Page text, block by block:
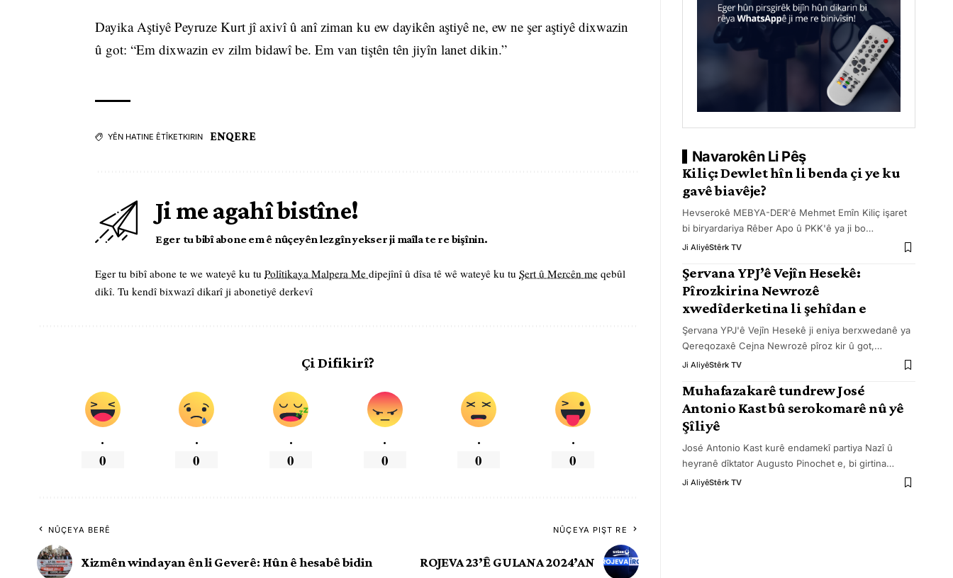
Dayika Aştiyê Peyruze Kurt jî axivî û anî ziman ku ew dayikên aştiyê ne, ew ne şer aştiyê dixwazin
û got: “Em dixwazin ev zilm bidawî be. Em van tiştên tên jiyîn lanet dikin.”
YÊN HATINE ÊTÎKETKIRIN ENQERE
Ji me agahî bistîne!
Eger tu bibî abone em ê nûçeyên lezgîn yekser ji maîla te re bişînin.
Eger tu bibî abone te we wateyê ku tu Polîtikaya Malpera Me dipejînî û dîsa tê wê wateyê ku tu Şert û Mercên me qebûl
dikî. Tu kendî bixwazî dikarî ji abonetiyê derkevî
Çi Difikirî?
.
0
.
0
.
0
.
0
.
0
.
0
NÛÇEYA BERÊ
Xizmên windayan ên li Geverê: Hûn ê hesabê bidin
NÛÇEYA PIŞT RE
ROJEVA 23’Ê GULANA 2024’AN
Navarokên Li Pêş
Kiliç: Dewlet hîn li benda çi ye ku
gavê biavêje?
Hevserokê MEBYA-DER'ê Mehmet Emîn Kiliç işaret
bi biryardariya Rêber Apo û PKK'ê ya ji bo…
Ji AliyêStêrk TV
Şervana YPJ’ê Vejîn Hesekê:
Pîrozkirina Newrozê
xwedîderketina li şehîdan e
Şervana YPJ'ê Vejîn Hesekê ji eniya berxwedanê ya
Qereqozaxê Cejna Newrozê pîroz kir û got,…
Ji AliyêStêrk TV
Muhafazakarê tundrew José
Antonio Kast bû serokomarê nû yê
Şîliyê
José Antonio Kast kurê endamekî partiya Nazî û
heyranê dîktator Augusto Pinochet e, bi girtina…
Ji AliyêStêrk TV